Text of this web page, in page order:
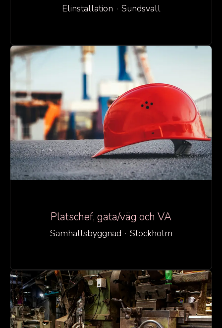
Elinstallation · Sundsvall
Platschef, gata/väg och VA
Samhällsbyggnad · Stockholm